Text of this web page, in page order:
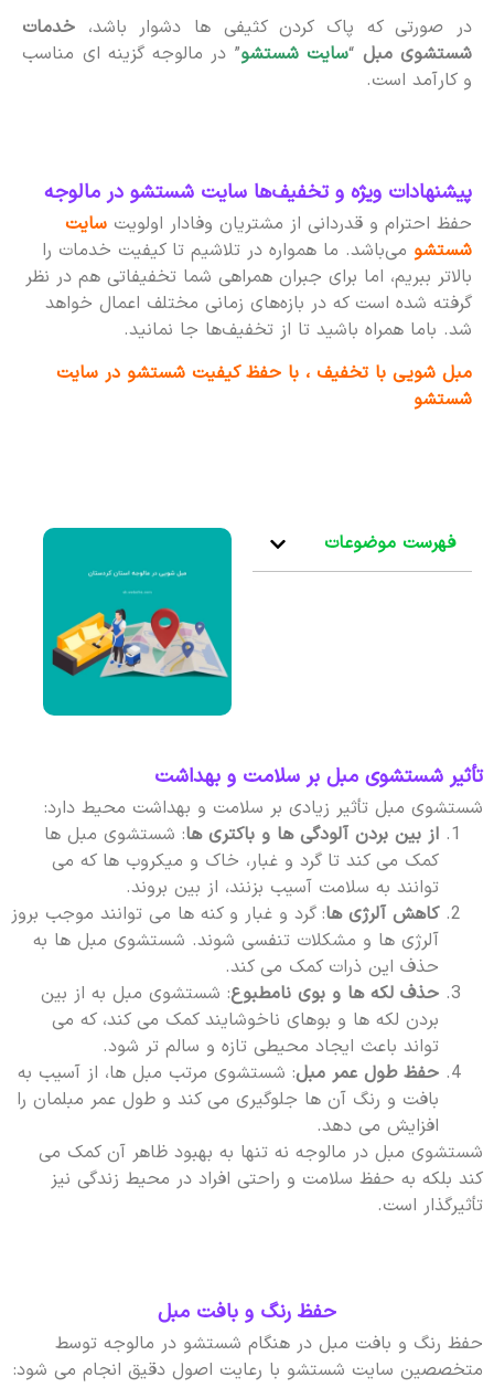
در صورتی که پاک کردن کثیفی ها دشوار باشد، خدمات
شستشوی مبل“ سایت شستشو” در مالوجه گزینه ای مناسب
و کارآمد است.
پیشنهادات ویژه و تخفیف‌ها سایت شستشو در مالوجه
حفظ احترام و قدردانی از مشتریان وفادار اولویت سایت
شستشومی‌باشد. ما همواره در تلاشیم تا کیفیت خدمات را
بالاتر ببریم، اما برای جبران همراهی شما تخفیفاتی هم در نظر
گرفته شده است که در بازه‌های زمانی مختلف اعمال خواهد
شد. باما همراه باشید تا از تخفیف‌ها جا نمانید.
مبل شویی با تخفیف ، با حفظ کیفیت شستشو در سایت
شستشو
فهرست موضوعات
تأثیر شستشوی مبل بر سلامت و بهداشت
شستشوی مبل تأثیر زیادی بر سلامت و بهداشت محیط دارد:
از بین بردن آلودگی ها و باکتری ها: شستشوی مبل ها
کمک می کند تا گرد و غبار، خاک و میکروب ها که می
توانند به سلامت آسیب بزنند، از بین بروند.
کاهش آلرژی ها: گرد و غبار و کنه ها می توانند موجب بروز
آلرژی ها و مشکلات تنفسی شوند. شستشوی مبل ها به
حذف این ذرات کمک می کند.
حذف لکه ها و بوی نامطبوع: شستشوی مبل به از بین
بردن لکه ها و بوهای ناخوشایند کمک می کند، که می
تواند باعث ایجاد محیطی تازه و سالم تر شود.
حفظ طول عمر مبل: شستشوی مرتب مبل ها، از آسیب به
بافت و رنگ آن ها جلوگیری می کند و طول عمر مبلمان را
افزایش می دهد.
شستشوی مبل در مالوجه نه تنها به بهبود ظاهر آن کمک می
کند بلکه به حفظ سلامت و راحتی افراد در محیط زندگی نیز
تأثیرگذار است.
حفظ رنگ و بافت مبل
حفظ رنگ و بافت مبل در هنگام شستشو در مالوجه توسط
متخصصین سایت شستشو با رعایت اصول دقیق انجام می شود: